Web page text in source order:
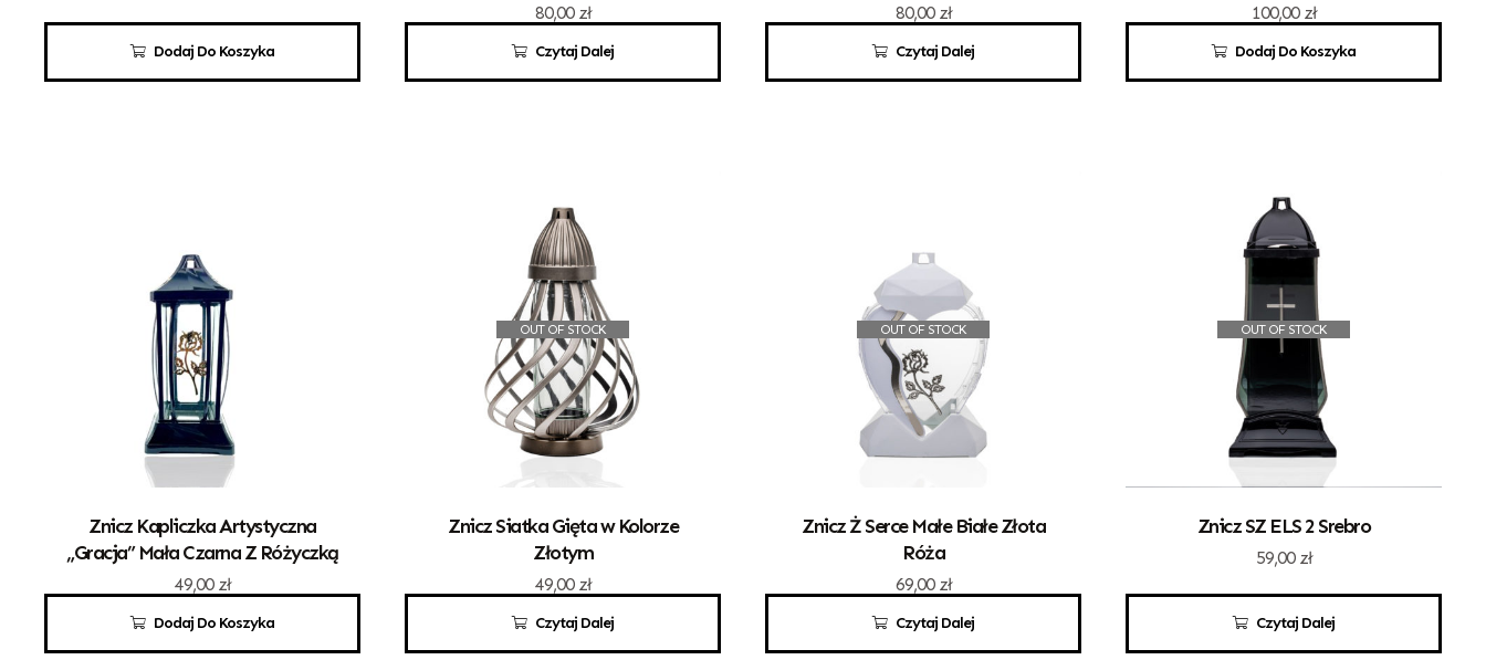
Dodaj Do Koszyka Czytaj Dalej
80,00 zł
Czytaj Dalej
80,00 zł
Dodaj Do Koszyka
100,00 zł
Dodaj Do Koszyka
Znicz Kapliczka Artystyczna
„Gracja” Mała Czarna Z Różyczką
49,00 zł
OUT OF STOCK
Czytaj Dalej
Znicz Siatka Gięta w Kolorze
Złotym
49,00 zł
OUT OF STOCK
Czytaj Dalej
Znicz Ż Serce Małe Białe Złota
Róża
69,00 zł
OUT OF STOCK
Czytaj Dalej
Znicz SZ ELS 2 Srebro
59,00 zł